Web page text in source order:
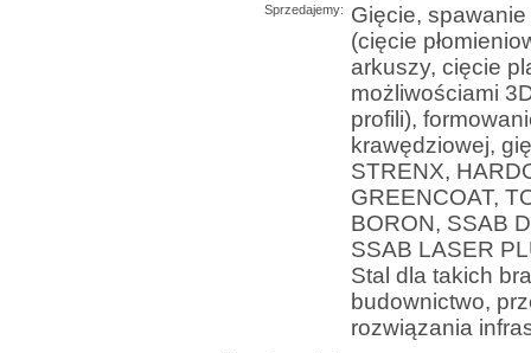
Sprzedajemy:
Gięcie,
(cięcie
arkuszy, cięcie
możliwościami
profili),
krawędziowej,
STRENX,
GREENCOAT,
BORON, SSAB
SSAB LASER
Stal dla takich
budownictwo,
rozwiązania